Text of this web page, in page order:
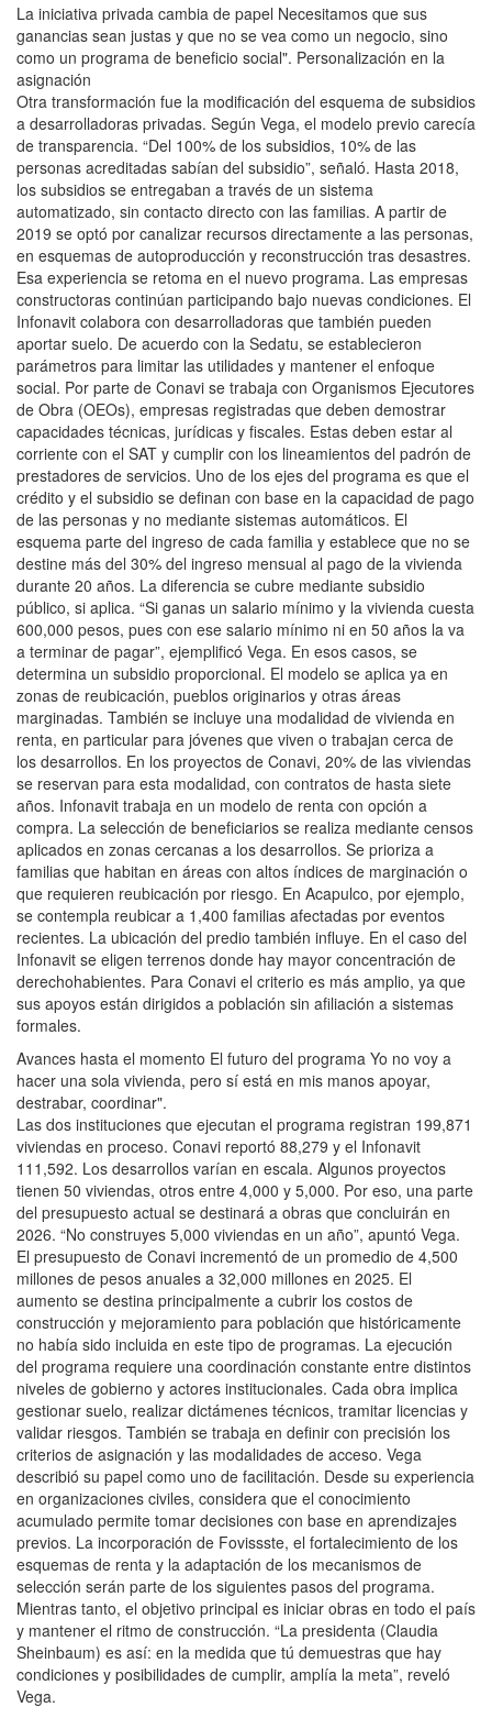
La iniciativa privada cambia de papel Necesitamos que sus
ganancias sean justas y que no se vea como un negocio, sino
como un programa de beneficio social". Personalización en la
asignación
Otra transformación fue la modificación del esquema de subsidios
a desarrolladoras privadas. Según Vega, el modelo previo carecía
de transparencia. “Del 100% de los subsidios, 10% de las
personas acreditadas sabían del subsidio”, señaló. Hasta 2018,
los subsidios se entregaban a través de un sistema
automatizado, sin contacto directo con las familias. A partir de
2019 se optó por canalizar recursos directamente a las personas,
en esquemas de autoproducción y reconstrucción tras desastres.
Esa experiencia se retoma en el nuevo programa. Las empresas
constructoras continúan participando bajo nuevas condiciones. El
Infonavit colabora con desarrolladoras que también pueden
aportar suelo. De acuerdo con la Sedatu, se establecieron
parámetros para limitar las utilidades y mantener el enfoque
social. Por parte de Conavi se trabaja con Organismos Ejecutores
de Obra (OEOs), empresas registradas que deben demostrar
capacidades técnicas, jurídicas y fiscales. Estas deben estar al
corriente con el SAT y cumplir con los lineamientos del padrón de
prestadores de servicios. Uno de los ejes del programa es que el
crédito y el subsidio se definan con base en la capacidad de pago
de las personas y no mediante sistemas automáticos. El
esquema parte del ingreso de cada familia y establece que no se
destine más del 30% del ingreso mensual al pago de la vivienda
durante 20 años. La diferencia se cubre mediante subsidio
público, si aplica. “Si ganas un salario mínimo y la vivienda cuesta
600,000 pesos, pues con ese salario mínimo ni en 50 años la va
a terminar de pagar”, ejemplificó Vega. En esos casos, se
determina un subsidio proporcional. El modelo se aplica ya en
zonas de reubicación, pueblos originarios y otras áreas
marginadas. También se incluye una modalidad de vivienda en
renta, en particular para jóvenes que viven o trabajan cerca de
los desarrollos. En los proyectos de Conavi, 20% de las viviendas
se reservan para esta modalidad, con contratos de hasta siete
años. Infonavit trabaja en un modelo de renta con opción a
compra. La selección de beneficiarios se realiza mediante censos
aplicados en zonas cercanas a los desarrollos. Se prioriza a
familias que habitan en áreas con altos índices de marginación o
que requieren reubicación por riesgo. En Acapulco, por ejemplo,
se contempla reubicar a 1,400 familias afectadas por eventos
recientes. La ubicación del predio también influye. En el caso del
Infonavit se eligen terrenos donde hay mayor concentración de
derechohabientes. Para Conavi el criterio es más amplio, ya que
sus apoyos están dirigidos a población sin afiliación a sistemas
formales.
Avances hasta el momento El futuro del programa Yo no voy a
hacer una sola vivienda, pero sí está en mis manos apoyar,
destrabar, coordinar".
Las dos instituciones que ejecutan el programa registran 199,871
viviendas en proceso. Conavi reportó 88,279 y el Infonavit
111,592. Los desarrollos varían en escala. Algunos proyectos
tienen 50 viviendas, otros entre 4,000 y 5,000. Por eso, una parte
del presupuesto actual se destinará a obras que concluirán en
2026. “No construyes 5,000 viviendas en un año”, apuntó Vega.
El presupuesto de Conavi incrementó de un promedio de 4,500
millones de pesos anuales a 32,000 millones en 2025. El
aumento se destina principalmente a cubrir los costos de
construcción y mejoramiento para población que históricamente
no había sido incluida en este tipo de programas. La ejecución
del programa requiere una coordinación constante entre distintos
niveles de gobierno y actores institucionales. Cada obra implica
gestionar suelo, realizar dictámenes técnicos, tramitar licencias y
validar riesgos. También se trabaja en definir con precisión los
criterios de asignación y las modalidades de acceso. Vega
describió su papel como uno de facilitación. Desde su experiencia
en organizaciones civiles, considera que el conocimiento
acumulado permite tomar decisiones con base en aprendizajes
previos. La incorporación de Fovissste, el fortalecimiento de los
esquemas de renta y la adaptación de los mecanismos de
selección serán parte de los siguientes pasos del programa.
Mientras tanto, el objetivo principal es iniciar obras en todo el país
y mantener el ritmo de construcción. “La presidenta (Claudia
Sheinbaum) es así: en la medida que tú demuestras que hay
condiciones y posibilidades de cumplir, amplía la meta”, reveló
Vega.